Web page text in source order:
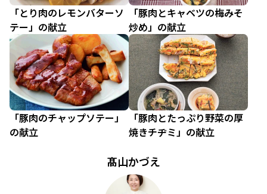
「とり肉のレモンバターソ
テー」の献立
「豚肉とキャベツの梅みそ
炒め」の献立
「豚肉のチャップソテー」
の献立
「豚肉とたっぷり野菜の厚
焼きチヂミ」の献立
髙山かづえ